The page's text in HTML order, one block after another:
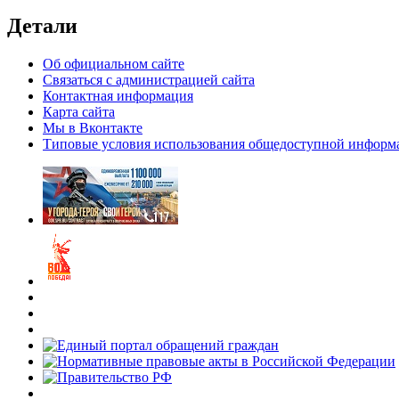
Детали
Об официальном сайте
Связаться с администрацией сайта
Контактная информация
Карта сайта
Мы в Вконтакте
Типовые условия использования общедоступной